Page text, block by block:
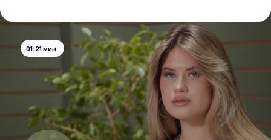
Вакансии
Мастера
Работы ADVANCED
LAMILASHES
КУРС САМ СЕБЕ
ВИЗАЖИСТ
(повышение квалификации)